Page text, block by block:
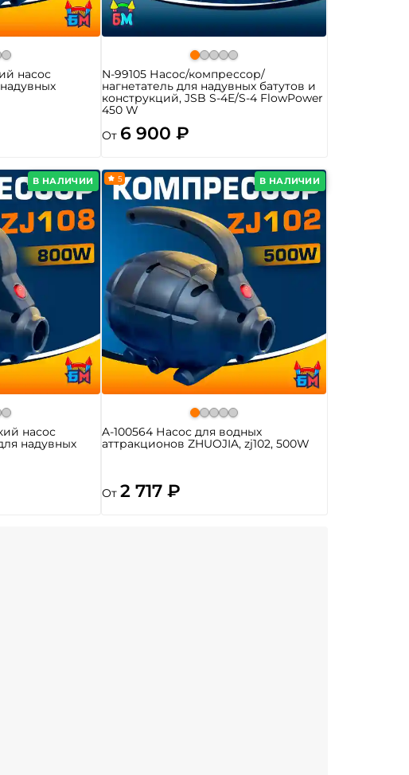
насос
N-99105 Насос/компрессор/
нагнетатель для надувных батутов и
конструкций, JSB S-4E/S-4 FlowPower
450 W
От 6 900 ₽
В НАЛИЧИИ
насос
надувных
В НАЛИЧИИ
5
A-100564 Насос для водных
аттракционов ZHUOJIA, zj102, 500W
От 2 717 ₽